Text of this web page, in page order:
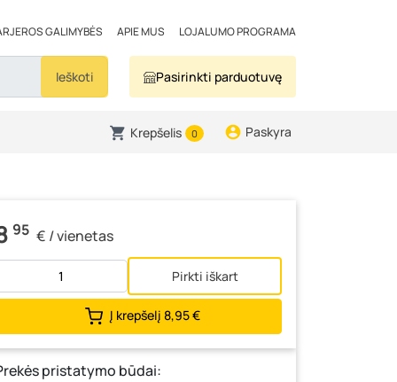
GALIMYBĖS APIE MUS LOJALUMO PROGRAMA
Ieškoti Pasirinkti parduotuvę
Krepšelis 0 Paskyra
95 € / vienetas
Pirkti iškart
Į krepšelį 8,95 €
pristatymo būdai: